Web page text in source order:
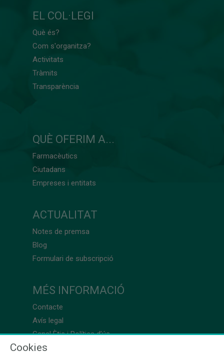
EL COL·LEGI
Què és?
Com s'organitza?
Activitats
Tràmits
Transparència
QUÈ OFERIM A...
Farmacèutics
Ciutadans
Empreses i entitats
ACTUALITAT
Notes de premsa
Blog
Formulari de subscripció
MÉS INFORMACIÓ
Contacte
Avís legal
Canal Ètic i Política d’ús
Cookies